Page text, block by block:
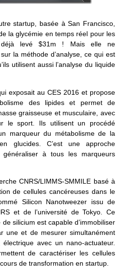
startup, basée à San Francisco,
la glycémie en temps réel pour les
levé $31m ! Mais elle ne
la méthode d’analyse, ce qui est
utilisent aussi l’analyse du liquide
exposait au CES 2016 et propose
des lipides et permet de
graisseuse et musculaire, avec
le sport. Ils utilisent un procédé
marqueur du métabolisme de la
glucides. C’est une approche
à tous les marqueurs
CNRS/LIMMS-SMMILE basé à
de cellules cancéreuses dans le
Silicon Nanotweezer issu de
et de l’université de Tokyo. Ce
silicium est capable d’immobiliser
une et de mesurer simultanément
avec un nano-actuateur.
de caractériser les cellules
de transformation en startup.